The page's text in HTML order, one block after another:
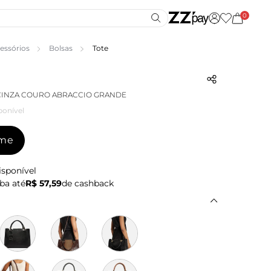
0
Bolsas Tote
COURO ABRACCIO GRANDE
atéR$ 57,59de cashback